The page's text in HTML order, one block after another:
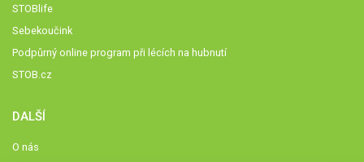
STOBlife
Sebekoučink
Podpůrný online program při lécích na hubnutí
STOB.cz
DALŠÍ
O nás